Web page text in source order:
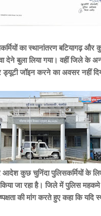
का स्थानांतरण बटियागढ़
देने बुला लिया गया। वहीं जिले के
ड्यूटी जॉइन करने का अवसर नहीं
कुछ चुनिंदा पुलिसकर्मियों के
जा रहा है। जिले में पुलिस
की मांग करते हुए कहा कि